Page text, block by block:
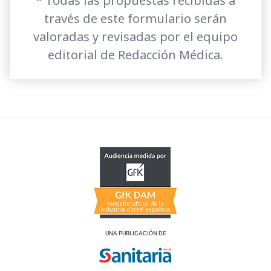
través de este formulario serán
valoradas y revisadas por el equipo
editorial de Redacción Médica.
UNA PUBLICACIÓN DE